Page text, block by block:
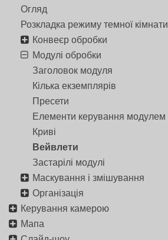
Огляд
Розкладка режиму темної кімнати
Конвеєр обробки
Модулі обробки
Заголовок модуля
Кілька екземплярів
Пресети
Елементи керування модулем
Криві
Вейвлети
Застарілі модулі
Маскування і змішування
Організація
Керування камерою
Мапа